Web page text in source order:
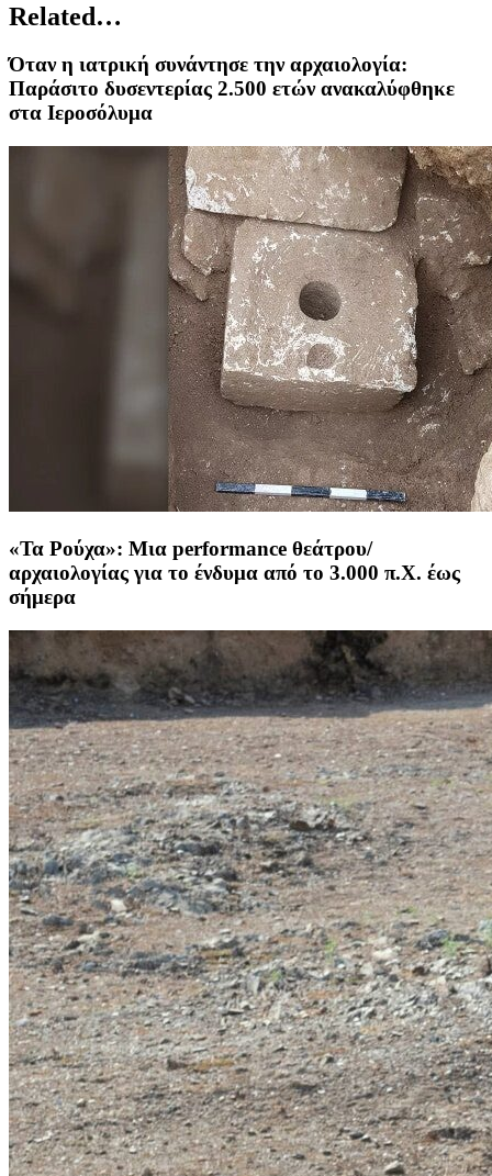
Related…
Όταν η ιατρική συνάντησε την αρχαιολογία:
Παράσιτο δυσεντερίας 2.500 ετών ανακαλύφθηκε
στα Ιεροσόλυμα
«Τα Ρούχα»: Μια performance θεάτρου/
αρχαιολογίας για το ένδυμα από το 3.000 π.Χ. έως
σήμερα